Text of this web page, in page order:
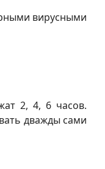
вирусными
2, 4, 6 часов.
дважды сами